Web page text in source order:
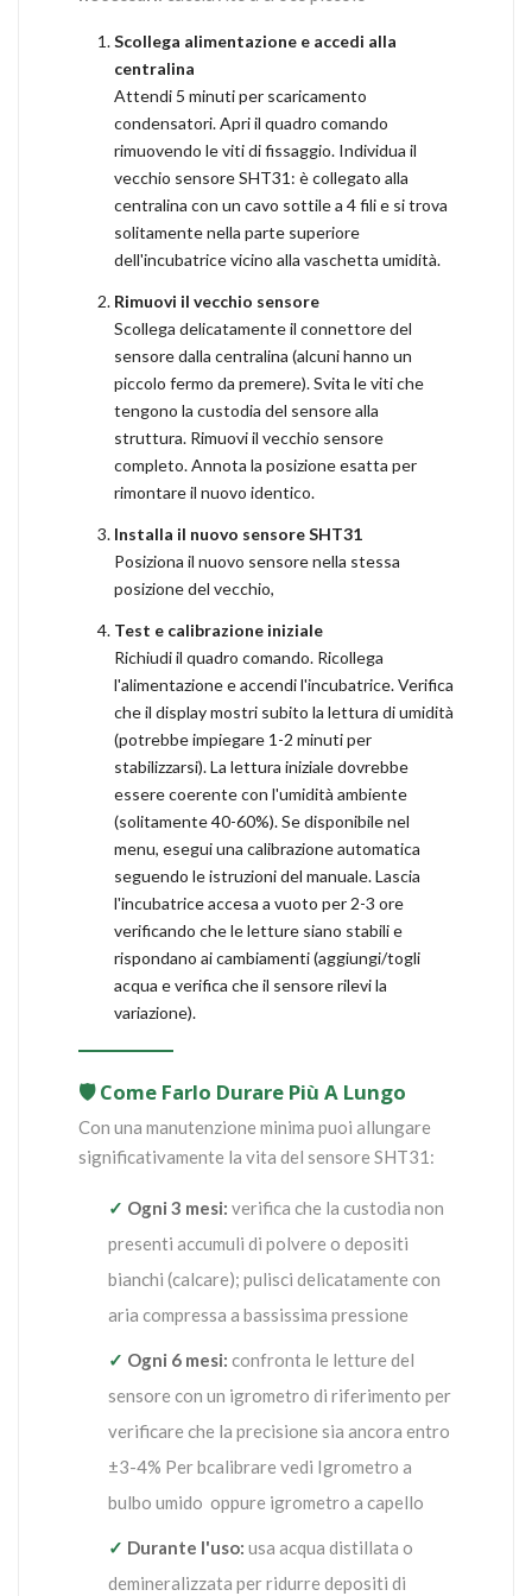
Scollega alimentazione e accedi alla
centralina
Attendi 5 minuti per scaricamento
condensatori. Apri il quadro comando
rimuovendo le viti di fissaggio. Individua il
vecchio sensore SHT31: è collegato alla
centralina con un cavo sottile a 4 fili e si trova
solitamente nella parte superiore
dell'incubatrice vicino alla vaschetta umidità.
Rimuovi il vecchio sensore
Scollega delicatamente il connettore del
sensore dalla centralina (alcuni hanno un
piccolo fermo da premere). Svita le viti che
tengono la custodia del sensore alla
struttura. Rimuovi il vecchio sensore
completo. Annota la posizione esatta per
rimontare il nuovo identico.
Installa il nuovo sensore SHT31
Posiziona il nuovo sensore nella stessa
posizione del vecchio,
Test e calibrazione iniziale
Richiudi il quadro comando. Ricollega
l'alimentazione e accendi l'incubatrice. Verifica
che il display mostri subito la lettura di umidità
(potrebbe impiegare 1-2 minuti per
stabilizzarsi). La lettura iniziale dovrebbe
essere coerente con l'umidità ambiente
(solitamente 40-60%). Se disponibile nel
menu, esegui una calibrazione automatica
seguendo le istruzioni del manuale. Lascia
l'incubatrice accesa a vuoto per 2-3 ore
verificando che le letture siano stabili e
rispondano ai cambiamenti (aggiungi/togli
acqua e verifica che il sensore rilevi la
variazione).
🛡️ Come Farlo Durare Più A Lungo
Con una manutenzione minima puoi allungare
significativamente la vita del sensore SHT31:
✓ Ogni 3 mesi: verifica che la custodia non
presenti accumuli di polvere o depositi
bianchi (calcare); pulisci delicatamente con
aria compressa a bassissima pressione
✓ Ogni 6 mesi: confronta le letture del
sensore con un igrometro di riferimento per
verificare che la precisione sia ancora entro
±3-4% Per bcalibrare vedi Igrometro a
bulbo umido oppure igrometro a capello
✓ Durante l'uso: usa acqua distillata o
demineralizzata per ridurre depositi di